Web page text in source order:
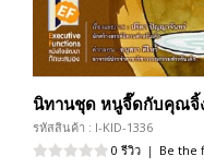
นิทานชุด หนูจี๊ดกับคุณจิ้
รหัสสินค้า : I-KID-1336
0 รีวิว | Be the